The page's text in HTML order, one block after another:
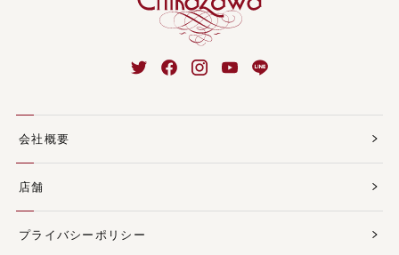
会社概要
店舗
プライバシーポリシー